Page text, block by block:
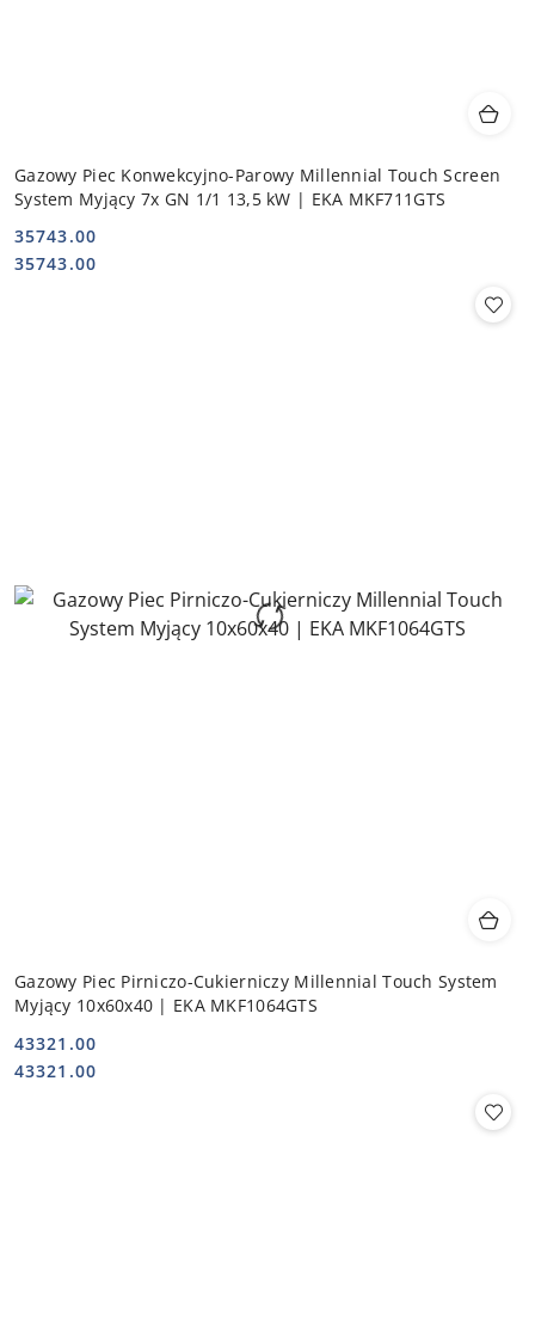
Gazowy Piec Konwekcyjno-Parowy Millennial Touch Screen
System Myjący 7x GN 1/1 13,5 kW | EKA MKF711GTS
Cena:
35743.00
Cena:
35743.00
Gazowy Piec Pirniczo-Cukierniczy Millennial Touch System
Myjący 10x60x40 | EKA MKF1064GTS
Cena:
43321.00
Cena:
43321.00